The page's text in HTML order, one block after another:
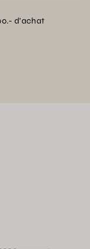
d’achat